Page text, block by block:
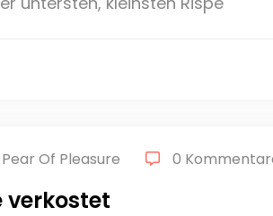
Pear Of Pleasure 0
verkostet